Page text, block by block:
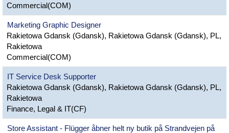
Commercial(COM)
Marketing Graphic Designer
Rakietowa Gdansk (Gdansk), Rakietowa Gdansk (Gdansk), PL,
Rakietowa
Commercial(COM)
IT Service Desk Supporter
Rakietowa Gdansk (Gdansk), Rakietowa Gdansk (Gdansk), PL,
Rakietowa
Finance, Legal & IT(CF)
Store Assistant - Flügger åbner helt ny butik på Strandvejen på